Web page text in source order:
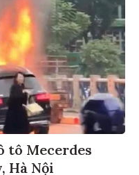
tô Mecerdes
Hà Nội